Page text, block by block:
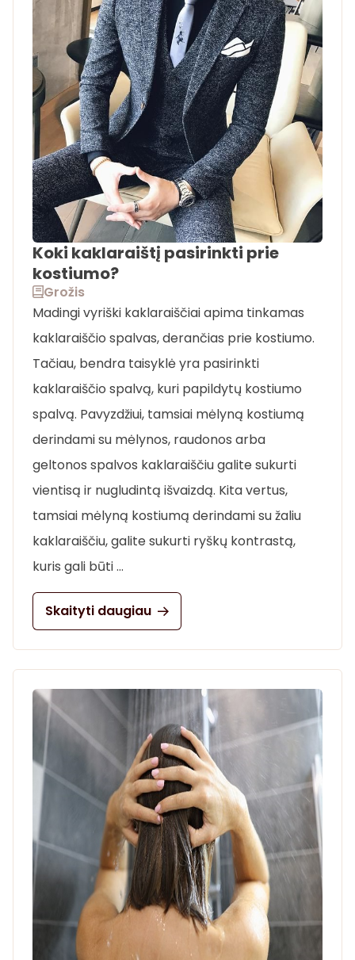
Koki kaklaraištį pasirinkti prie
kostiumo?
Grožis
Madingi vyriški kaklaraiščiai apima tinkamas
kaklaraiščio spalvas, derančias prie kostiumo.
Tačiau, bendra taisyklė yra pasirinkti
kaklaraiščio spalvą, kuri papildytų kostiumo
spalvą. Pavyzdžiui, tamsiai mėlyną kostiumą
derindami su mėlynos, raudonos arba
geltonos spalvos kaklaraiščiu galite sukurti
vientisą ir nugludintą išvaizdą. Kita vertus,
tamsiai mėlyną kostiumą derindami su žaliu
kaklaraiščiu, galite sukurti ryškų kontrastą,
kuris gali būti …
Skaityti daugiau